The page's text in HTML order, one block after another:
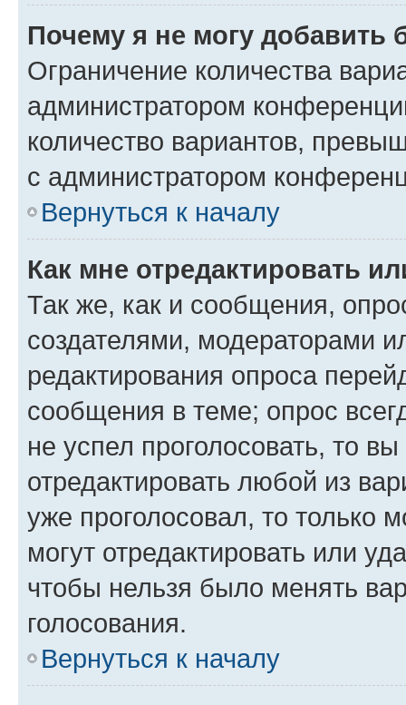
Почему я не могу добавить
Ограничение количества
администратором
количество вариантов,
с администратором
Вернуться к началу
Как мне отредактировать
Так же, как и сообщения,
создателями, модераторами
редактирования опроса
сообщения в теме; опрос
не успел проголосовать, то
отредактировать любой из
уже проголосовал, то только
могут отредактировать или
чтобы нельзя было менять
голосования.
Вернуться к началу